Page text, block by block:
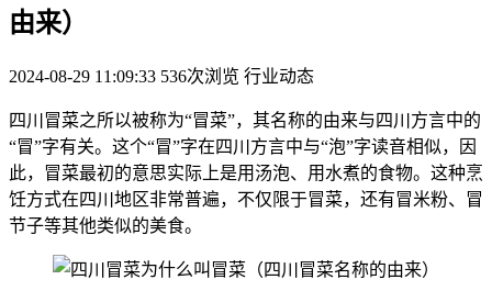
由来）
2024-08-29 11:09:33 536次浏览 行业动态
四川冒菜之所以被称为“冒菜”，其名称的由来与四川方言中的
“冒”字有关。这个“冒”字在四川方言中与“泡”字读音相似，因
此，冒菜最初的意思实际上是用汤泡、用水煮的食物。这种烹
饪方式在四川地区非常普遍，不仅限于冒菜，还有冒米粉、冒
节子等其他类似的美食。